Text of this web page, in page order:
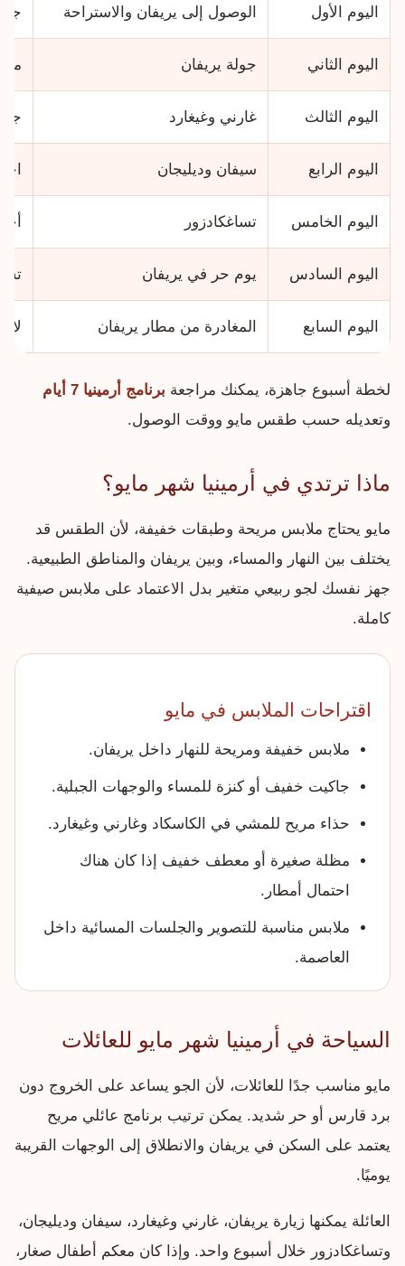
اليوم الأول الوصول إلى يريفان والاستراحة
اليوم الثاني جولة يريفان
اليوم الثالث غارني وغيغارد
اليوم الرابع سيفان وديليجان
اليوم الخامس تساغكادزور
اليوم السادس يوم حر في يريفان
اليوم السابع المغادرة من مطار يريفان لا
لخطة أسبوع جاهزة، يمكنك مراجعة برنامج أرمينيا 7 أيام
وتعديله حسب طقس مايو ووقت الوصول.
ماذا ترتدي في أرمينيا شهر مايو؟
مايو يحتاج ملابس مريحة وطبقات خفيفة، لأن الطقس قد
يختلف بين النهار والمساء، وبين يريفان والمناطق الطبيعية.
جهز نفسك لجو ربيعي متغير بدل الاعتماد على ملابس صيفية
كاملة.
اقتراحات الملابس في مايو
ملابس خفيفة ومريحة للنهار داخل يريفان.
جاكيت خفيف أو كنزة للمساء والوجهات الجبلية.
حذاء مريح للمشي في الكاسكاد وغارني وغيغارد.
مظلة صغيرة أو معطف خفيف إذا كان هناك
احتمال أمطار.
ملابس مناسبة للتصوير والجلسات المسائية داخل
العاصمة.
السياحة في أرمينيا شهر مايو للعائلات
مايو مناسب جدًا للعائلات، لأن الجو يساعد على الخروج دون
برد قارس أو حر شديد. يمكن ترتيب برنامج عائلي مريح
يعتمد على السكن في يريفان والانطلاق إلى الوجهات القريبة
يوميًا.
العائلة يمكنها زيارة يريفان، غارني وغيغارد، سيفان وديليجان،
وتساغكادزور خلال أسبوع واحد. وإذا كان معكم أطفال صغار،